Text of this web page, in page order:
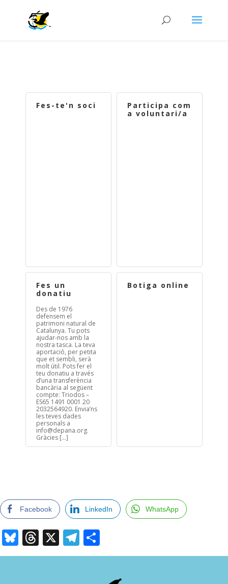
Fes-te'n soci
Participa com
a voluntari/a
Fes un
donatiu
Des de 1976
defensem el
patrimoni natural de
Catalunya. Tu pots
ajudar-nos amb la
nostra tasca. La teva
aportació, per petita
que et sembli, serà
molt útil. Pots fer el
teu donatiu a través
d’una transferència
bancària al següent
compte: Triodos –
ES65 1491 0001 20
2032564920. Envia’ns
les teves dades
personals a
info@depana.org.
Gràcies […]
Botiga online
Facebook LinkedIn WhatsApp
Bluesky
Threads
X Telegram